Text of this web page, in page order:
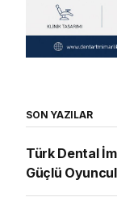
SON YAZILAR
Türk Dental
Güçlü